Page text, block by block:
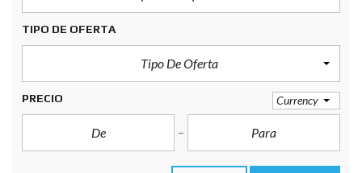
TIPO DE OFERTA
Tipo De Oferta
PRECIO Currency